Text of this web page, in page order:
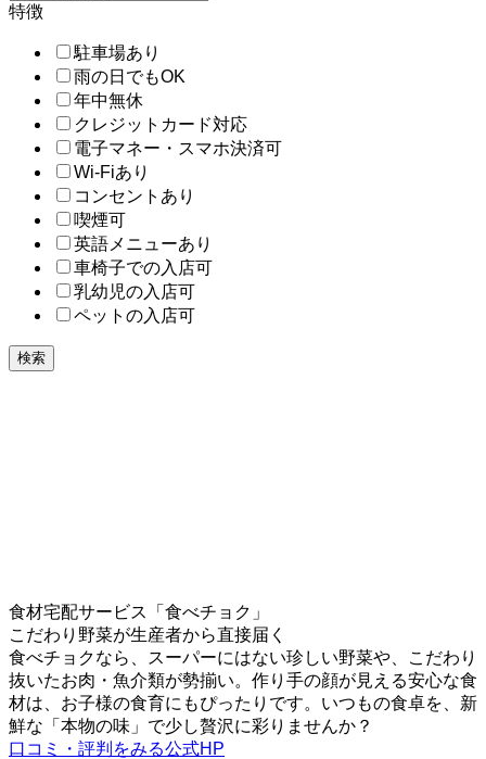
特徴
駐車場あり
雨の日でもOK
年中無休
クレジットカード対応
電子マネー・スマホ決済可
Wi-Fiあり
コンセントあり
喫煙可
英語メニューあり
車椅子での入店可
乳幼児の入店可
ペットの入店可
検索
食材宅配サービス「食べチョク」
こだわり野菜が生産者から直接届く
食べチョクなら、スーパーにはない珍しい野菜や、こだわり
抜いたお肉・魚介類が勢揃い。作り手の顔が見える安心な食
材は、お子様の食育にもぴったりです。いつもの食卓を、新
鮮な「本物の味」で少し贅沢に彩りませんか？
口コミ・評判をみる公式HP